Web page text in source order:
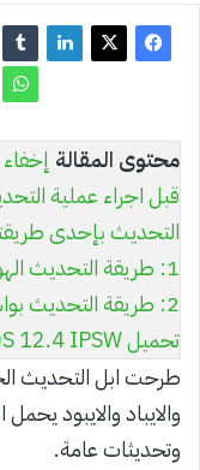
محتوى المقالة إخفاء
قبل اجراء عملية
التحديث بإحدى
1: طريقة التحديث الهوائي OTA
2: طريقة التحديث بواسطة الكمبيوتر iOS 12.4
تحميل iOS 12.4 IPSW بروابط مباشرة
طرحت ابل التحديث
وتحديثات عامة.